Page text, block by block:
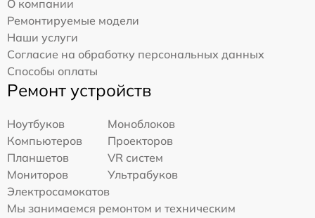
О компании
Ремонтируемые модели
Наши услуги
Согласие на обработку персональных данных
Способы оплаты
Ремонт устройств
Ноутбуков
Моноблоков
Компьютеров
Проекторов
Планшетов
VR систем
Мониторов
Ультрабуков
Электросамокатов
Мы занимаемся ремонтом и техническим